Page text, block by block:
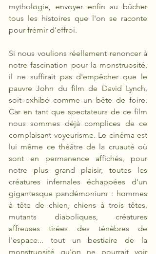
mythologie, envoyer enfin au bûcher
tous les histoires que l'on se raconte
pour frémir d'effroi.
Si nous voulions réellement renoncer à
notre fascination pour la monstruosité,
il ne suffirait pas d'empêcher que le
pauvre John du film de David Lynch,
soit exhibé comme un bête de foire.
Car en tant que spectateurs de ce film
nous sommes déjà complices de ce
complaisant voyeurisme. Le cinéma est
lui même ce théâtre de la cruauté où
sont en permanence affichés, pour
notre plus grand plaisir, toutes les
créatures infernales échappées d'un
gigantesque pandémonium : hommes
à tête de chien, chiens à trois têtes,
mutants diaboliques, créatures
affreuses tirées des ténèbres de
l'espace... tout un bestiaire de la
monstruosité qu'on ne pourrait voir